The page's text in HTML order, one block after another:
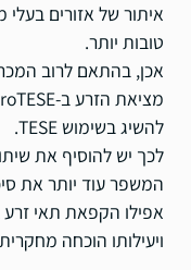
איתור של אזורים בעלי
טובות יותר.
אכן, בהתאם לרוב
להשיג בשימוש TESE.
לכך יש להוסיף את
המשפר עוד יותר את
אפילו הקפאת תאי
ויעילותו הוכחה